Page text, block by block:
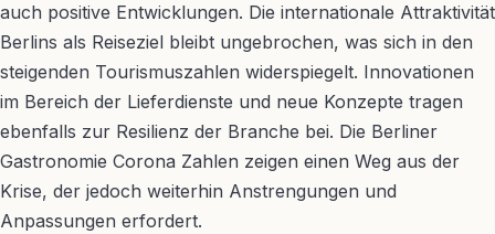
auch positive Entwicklungen. Die internationale Attraktivität
Berlins als Reiseziel bleibt ungebrochen, was sich in den
steigenden Tourismuszahlen widerspiegelt. Innovationen
im Bereich der Lieferdienste und neue Konzepte tragen
ebenfalls zur Resilienz der Branche bei. Die Berliner
Gastronomie Corona Zahlen zeigen einen Weg aus der
Krise, der jedoch weiterhin Anstrengungen und
Anpassungen erfordert.